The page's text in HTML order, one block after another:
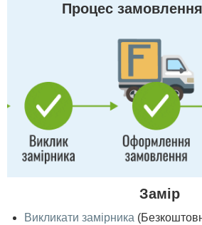
Процес
Замір
Викликати замірника